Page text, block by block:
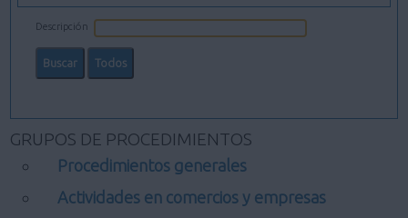
Descripción
GRUPOS DE PROCEDIMIENTOS
Procedimientos generales
Actividades en comercios y empresas